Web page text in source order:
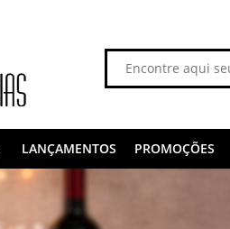
LANÇAMENTOS PROMOÇÕES